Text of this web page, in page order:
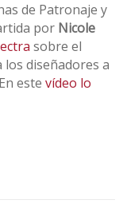
de Patronaje y
por Nicole
sobre el
diseñadores a
este vídeo lo